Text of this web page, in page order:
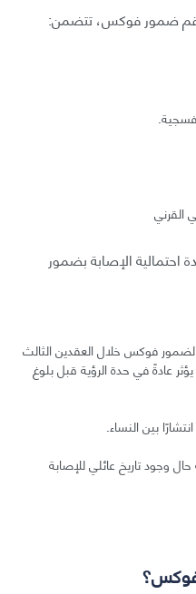
ضمور فوكس، تتضمن:
القرني
الإصابة بضمور
لضمور فوكس خلال العقدين الثالث
عادةً في حدة الرؤية قبل بلوغ
بين النساء.
حال وجود تاريخ عائلي للإصابة